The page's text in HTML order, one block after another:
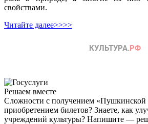
свойствами.
Читайте далее>>>>
Решаем вместе
Сложности с получением «Пушкинской
приобретением билетов? Знаете, как
учреждений культуры? Напишите —